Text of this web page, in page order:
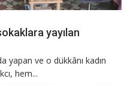
yayılan
yapan ve o dükkânı kadın
hem...